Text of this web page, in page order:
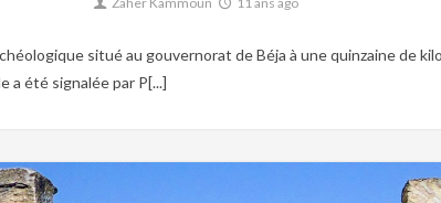
situé au gouvernorat de Béja à une quinzaine de
a été signalée par P[...]